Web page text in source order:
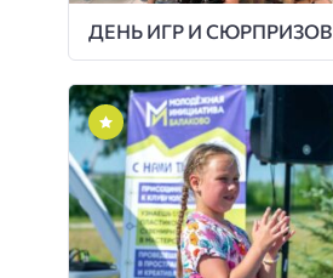
ДЕНЬ ИГР И СЮРПРИЗОВ